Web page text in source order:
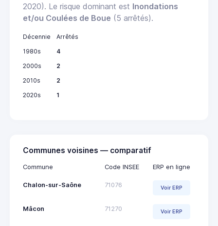
2020). Le risque dominant est Inondations
et/ou Coulées de Boue (5 arrêtés).
Décennie
Arrêtés
1980s
4
2000s
2
2010s
2
2020s
1
Communes voisines — comparatif
Commune Code INSEE ERP en ligne
Chalon-sur-Saône 71076 Voir ERP
Mâcon 71270 Voir ERP